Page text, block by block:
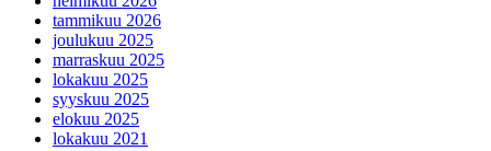
tammikuu 2026
joulukuu 2025
marraskuu 2025
lokakuu 2025
syyskuu 2025
elokuu 2025
lokakuu 2021